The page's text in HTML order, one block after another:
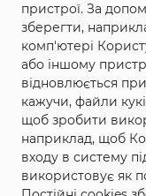
пристрої. За
зберегти,
комп'ютері
або іншому
відновлюється
кажучи, файли
щоб зробити
наприклад, щоб
входу в систему
використовує як
Колір:
Висота
Ширина
Аромат:
Ціна за кущ: